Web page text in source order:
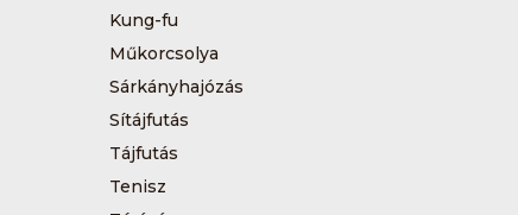
Kung-fu
Műkorcsolya
Sárkányhajózás
Sítájfutás
Tájfutás
Tenisz